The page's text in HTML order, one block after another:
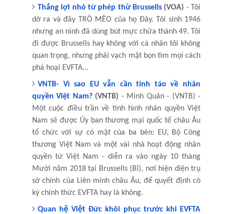
Thắng lợi nhỏ từ phép thử Brussells (VOA) - Tôi
dở ra và đây TRÒ MÈO của họ Đây. Tôi sinh 1946
nhưng an ninh đã dùng bút mực chữa thành 49. Tôi
đi được Brussells hay không với cá nhân tôi không
quan trọng, nhưng phải vạch mặt bọn tìm mọi cách
phá hoại EVFTA...
VNTB- Vì sao EU vẫn cần tỉnh táo về nhân
quyền Việt Nam?(VNTB) - Minh Quân - (VNTB) -
Một cuộc điều trần về tình hình nhân quyền Việt
Nam sẽ được Ủy ban thương mại quốc tế châu Âu
tổ chức với sự có mặt của ba bên: EU, Bộ Công
thương Việt Nam và một vài nhà hoạt động nhân
quyền từ Việt Nam - diễn ra vào ngày 10 tháng
Mười năm 2018 tại Brussells (Bỉ), nơi hiện diện trụ
sở chính của Liên minh châu Âu, để quyết định có
ký chính thức EVFTA hay là không.
Quan hệ Việt Đức khôi phục trước khi EVFTA